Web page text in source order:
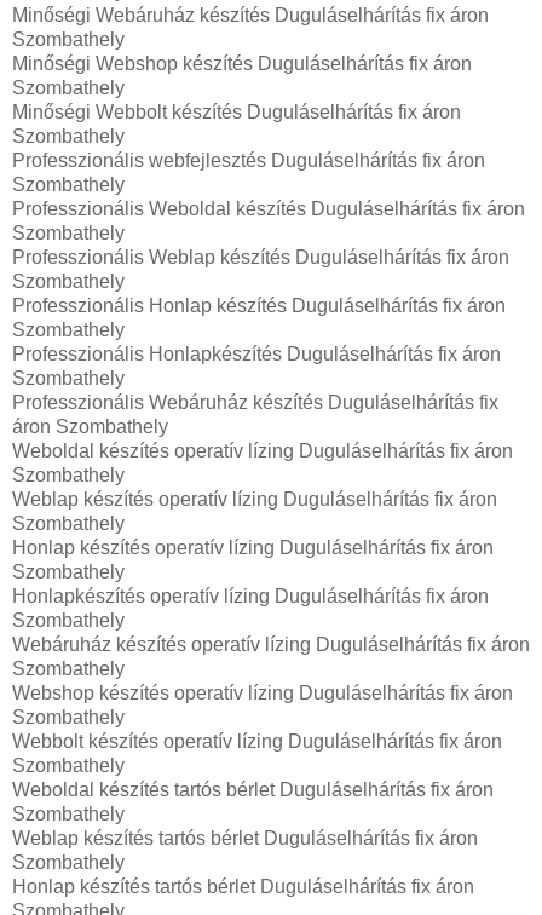
Minőségi Webáruház készítés Duguláselhárítás fix áron
Szombathely
Minőségi Webshop készítés Duguláselhárítás fix áron
Szombathely
Minőségi Webbolt készítés Duguláselhárítás fix áron
Szombathely
Professzionális webfejlesztés Duguláselhárítás fix áron
Szombathely
Professzionális Weboldal készítés Duguláselhárítás fix áron
Szombathely
Professzionális Weblap készítés Duguláselhárítás fix áron
Szombathely
Professzionális Honlap készítés Duguláselhárítás fix áron
Szombathely
Professzionális Honlapkészítés Duguláselhárítás fix áron
Szombathely
Professzionális Webáruház készítés Duguláselhárítás fix
áron Szombathely
Weboldal készítés operatív lízing Duguláselhárítás fix áron
Szombathely
Weblap készítés operatív lízing Duguláselhárítás fix áron
Szombathely
Honlap készítés operatív lízing Duguláselhárítás fix áron
Szombathely
Honlapkészítés operatív lízing Duguláselhárítás fix áron
Szombathely
Webáruház készítés operatív lízing Duguláselhárítás fix áron
Szombathely
Webshop készítés operatív lízing Duguláselhárítás fix áron
Szombathely
Webbolt készítés operatív lízing Duguláselhárítás fix áron
Szombathely
Weboldal készítés tartós bérlet Duguláselhárítás fix áron
Szombathely
Weblap készítés tartós bérlet Duguláselhárítás fix áron
Szombathely
Honlap készítés tartós bérlet Duguláselhárítás fix áron
Szombathely